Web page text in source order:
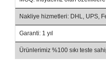
Nakliye hizmetleri: DHL, UPS,
Garanti: 1 yıl
Ürünlerimiz %100 sıkı teste